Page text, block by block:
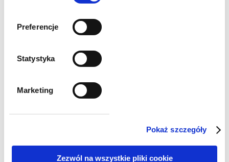
Preferencje
Statystyka
Marketing
Pokaż szczegóły
Zezwól na wszystkie pliki cookie
szkolenia
Szkolenie on-line | Rewolucja w
prawie budowlanym,
najważniejsze aspekty zmian od